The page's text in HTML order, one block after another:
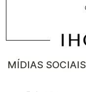
MÍDIAS SOCIAIS